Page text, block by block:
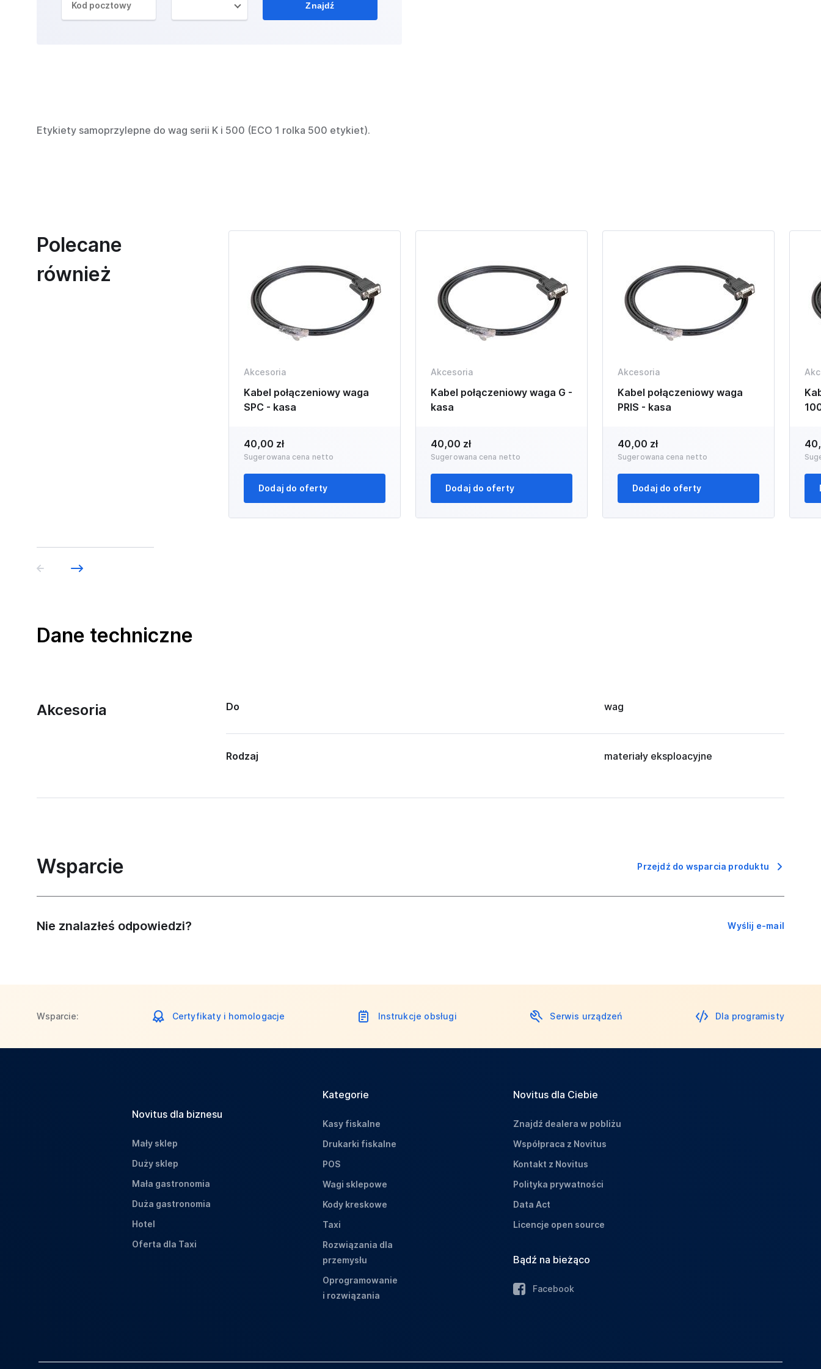
Znajdź
Etykiety samoprzylepne do wag serii K i 500 (ECO 1 rolka 500 etykiet).
Polecane
również
Akcesoria
Kabel połączeniowy waga
SPC - kasa
40,00 zł
Sugerowana cena netto
Dodaj do oferty
Akcesoria
Kabel połączeniowy waga G -
kasa
40,00 zł
Sugerowana cena netto
Dodaj do oferty
Akcesoria
Kabel połączeniowy waga
PRIS - kasa
40,00 zł
Sugerowana cena netto
Dodaj do oferty
Dane techniczne
Akcesoria Do wag
Rodzaj materiały eksploacyjne
Wsparcie Przejdź do wsparcia produktu
Nie znalazłeś odpowiedzi? Wyślij e-mail
Wsparcie: Certyfikaty i homologacje Instrukcje obsługi Serwis urządzeń Dla programisty
Novitus dla biznesu
Mały sklep
Duży sklep
Mała gastronomia
Duża gastronomia
Hotel
Oferta dla Taxi
Kategorie
Kasy fiskalne
Drukarki fiskalne
POS
Wagi sklepowe
Kody kreskowe
Taxi
Rozwiązania dla
przemysłu
Oprogramowanie
i rozwiązania
Novitus dla Ciebie
Znajdź dealera w pobliżu
Współpraca z Novitus
Kontakt z Novitus
Polityka prywatności
Data Act
Licencje open source
Bądź na bieżąco
Facebook